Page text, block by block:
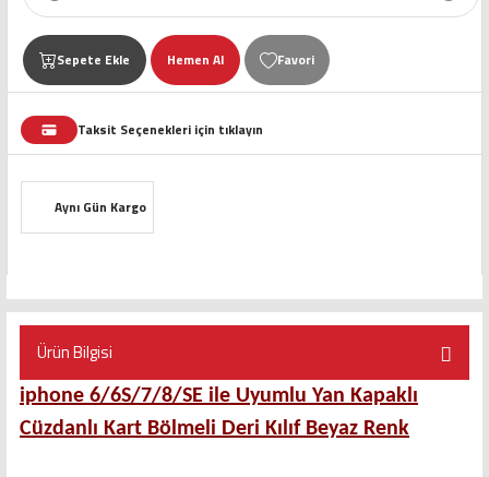
Sepete Ekle Hemen Al
Taksit Seçenekleri için tıklayın
Aynı Gün Kargo
Ürün Bilgisi
iphone 6/6S/7/8/SE ile Uyumlu Yan Kapaklı
Cüzdanlı Kart Bölmeli Deri Kılıf Beyaz Renk